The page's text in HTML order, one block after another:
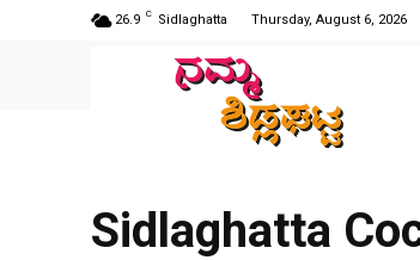
26.9 C Sidlaghatta Thursday, August 6, 2026
Sidlaghatta